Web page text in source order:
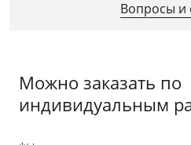
Вопросы и
Можно заказать по
индивидуальным